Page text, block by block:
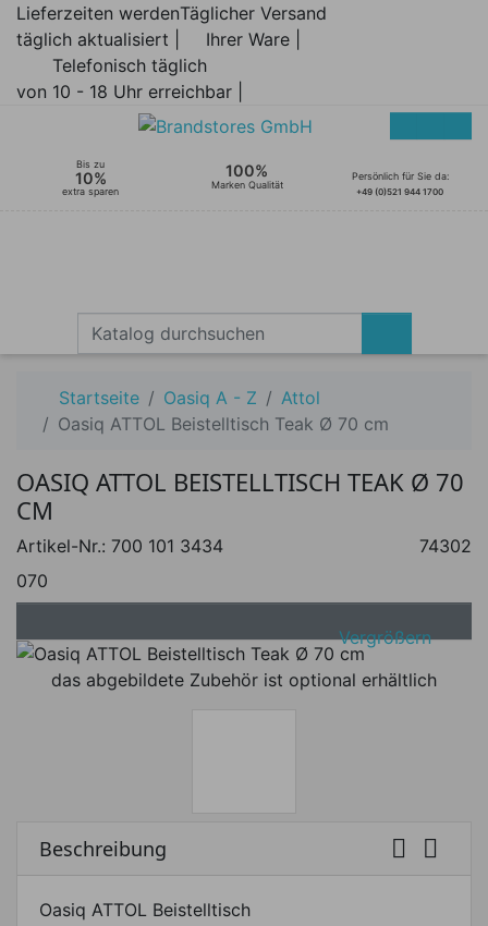
Lieferzeiten werden
täglich aktualisiert |
Täglicher Versand
Ihrer Ware |
Telefonisch täglich
von 10 - 18 Uhr erreichbar |
Bis zu
10%
extra sparen
100%
Marken Qualität
Persönlich für Sie da:
+49 (0)521 944 1700
Startseite Oasiq A - Z
Attol
Oasiq ATTOL Beistelltisch Teak Ø 70 cm
OASIQ ATTOL BEISTELLTISCH TEAK Ø 70
CM
Artikel-Nr.: 700 101 3434
070
74302
Vergrößern
das abgebildete Zubehör ist optional erhältlich
Beschreibung  
Oasiq ATTOL Beistelltisch